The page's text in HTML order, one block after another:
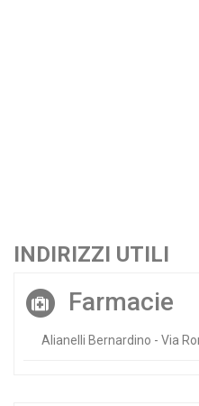
INDIRIZZI UTILI
Farmacie
Alianelli Bernardino - Via